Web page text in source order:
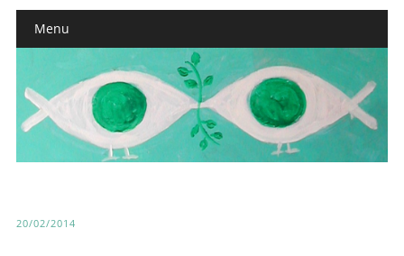
Main menu
Menu
20/02/2014